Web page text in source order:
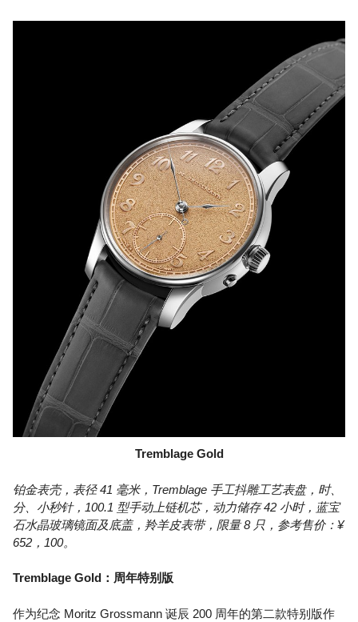
Tremblage Gold
铂金表壳，表径 41 毫米，Tremblage 手工抖雕工艺表盘，时、
分、小秒针，100.1 型手动上链机芯，动力储存 42 小时，蓝宝
石水晶玻璃镜面及底盖，羚羊皮表带，限量 8 只，参考售价：¥
652，100。
Tremblage Gold：周年特别版
作为纪念 Moritz Grossmann 诞辰 200 周年的第二款特别版作